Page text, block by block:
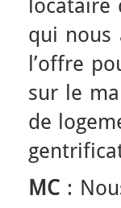
locataire
qui nous
l’offre
sur le
de
MC :